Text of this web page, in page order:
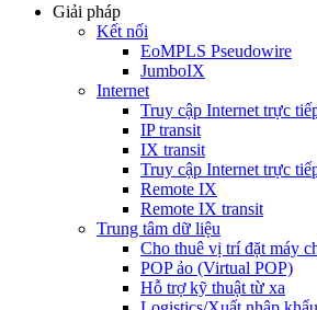
Giải pháp
Kết nối
EoMPLS Pseudowire
JumboIX
Internet
Truy cập Internet trực
IP transit
IX transit
Truy cập Internet trực
Remote IX
Remote IX transit
Trung tâm dữ liệu
Cho thuê vị trí đặt máy
POP ảo (Virtual POP)
Hỗ trợ kỹ thuật từ xa